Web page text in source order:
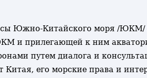
Южно-Китайского моря /ЮКМ/
и прилегающей к ним
путем диалога и
его морские права и